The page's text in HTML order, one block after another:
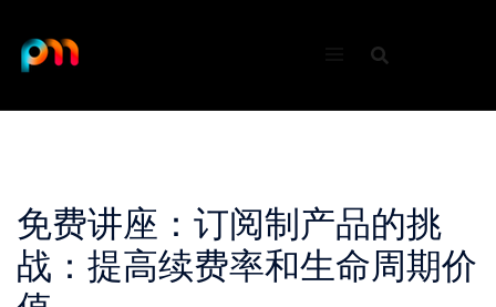
content
免费讲座：订阅制产品的挑
战：提高续费率和生命周期价